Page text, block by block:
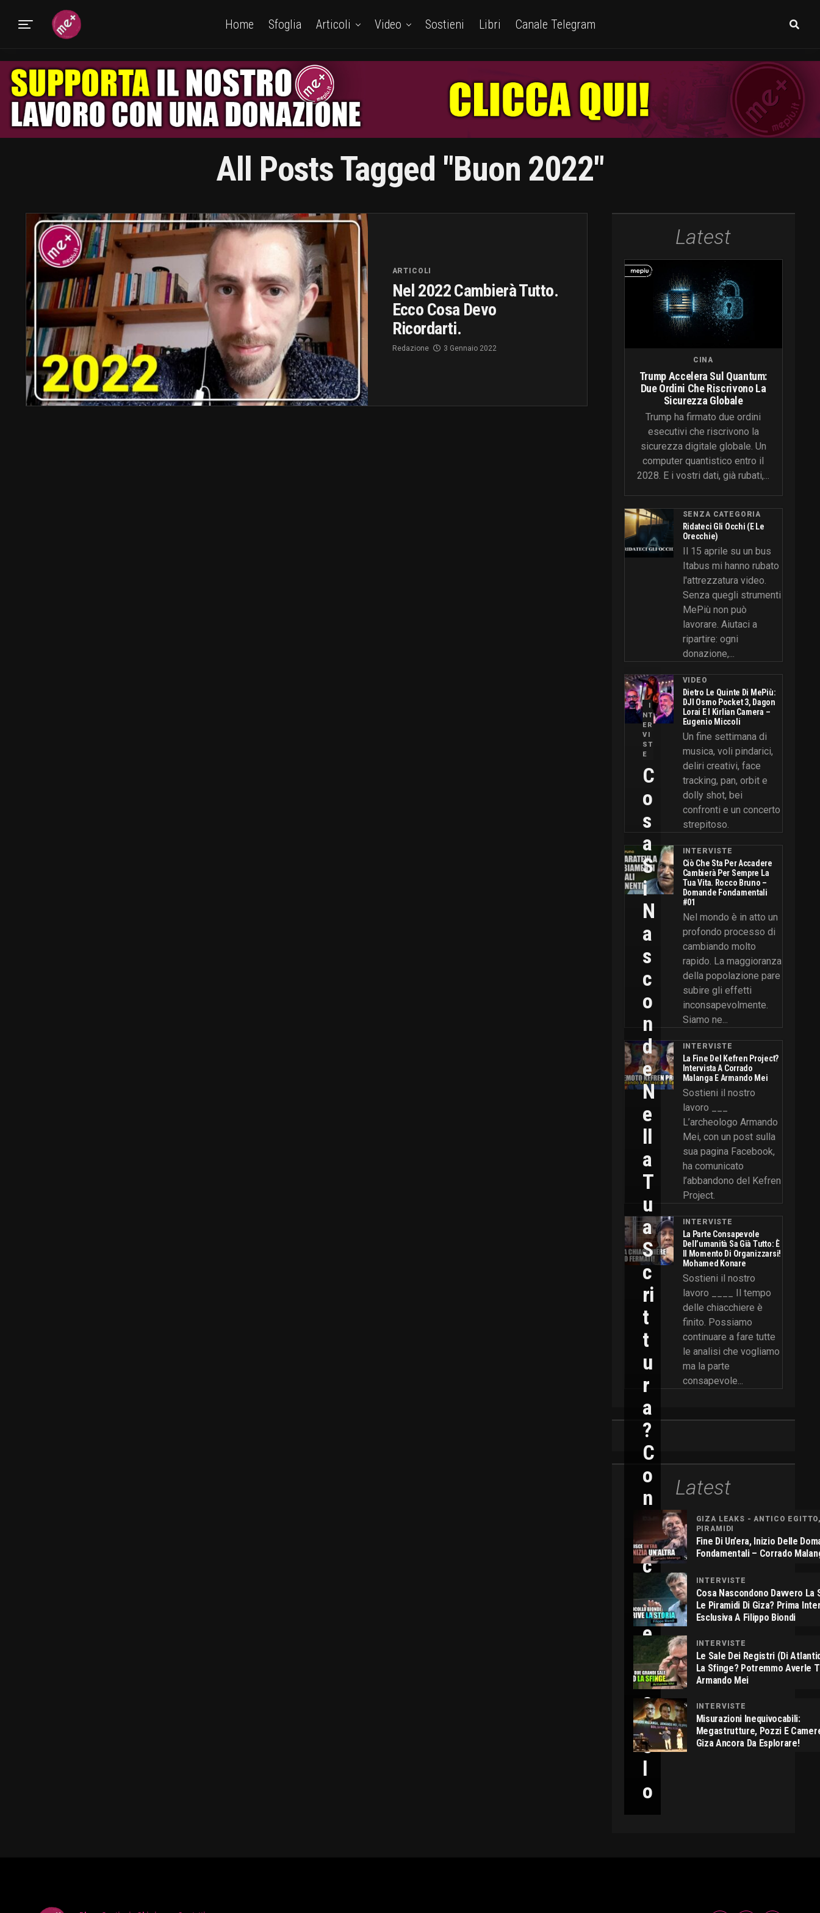
Home Sfoglia Articoli Video Sostieni Libri Canale Telegram
All Posts Tagged "Buon 2022"
ARTICOLI
Nel 2022 Cambierà Tutto.
Ecco Cosa Devo
Ricordarti.
Redazione 3 Gennaio 2022
Latest
CINA
Trump Accelera Sul Quantum:
Due Ordini Che Riscrivono La
Sicurezza Globale
Trump ha firmato due ordini
esecutivi che riscrivono la
sicurezza digitale globale. Un
computer quantistico entro il
2028. E i vostri dati, già rubati,...
SENZA CATEGORIA
Ridateci Gli Occhi (e Le
Orecchie)
Il 15 aprile su un bus
Itabus mi hanno rubato
l'attrezzatura video.
Senza quegli strumenti
MePiù non può
lavorare. Aiutaci a
ripartire: ogni
donazione,...
VIDEO
Dietro Le Quinte Di MePiù:
DJI Osmo Pocket 3, Dagon
Lorai E I Kirlian Camera –
Eugenio Miccoli
Un fine settimana di
musica, voli pindarici,
deliri creativi, face
tracking, pan, orbit e
dolly shot, bei
confronti e un concerto
strepitoso.
INTERVISTE
Ciò Che Sta Per Accadere
Cambierà Per Sempre La
Tua Vita. Rocco Bruno –
Domande Fondamentali
#01
Nel mondo è in atto un
profondo processo di
cambiando molto
rapido. La maggioranza
della popolazione pare
subire gli effetti
inconsapevolmente.
Siamo ne...
INTERVISTE
La Fine Del Kefren Project?
Intervista A Corrado
Malanga E Armando Mei
Sostieni il nostro
lavoro ___
L’archeologo Armando
Mei, con un post sulla
sua pagina Facebook,
ha comunicato
l’abbandono del Kefren
Project.
INTERVISTE
La Parte Consapevole
Dell’umanità Sa Già Tutto: È
Il Momento Di Organizzarsi!
Mohamed Konare
Sostieni il nostro
lavoro ____ Il tempo
delle chiacchiere è
finito. Possiamo
continuare a fare tutte
le analisi che vogliamo
ma la parte
consapevole...
Latest
I
NT
ER
VI
ST
E
C
O
S
A
S
I
N
A
S
C
O
N
D
E
N
E
Ll
A
T
U
A
S
C
Ri
T
T
U
R
A
?
C
O
N
I
C
L
E
C
I
C
C
O
L
O
GIZA LEAKS - ANTICO
PIRAMIDI
Fine Di Un’era, Inizio Delle
Fondamentali – Corrado
INTERVISTE
Cosa Nascondono Davvero La
Le Piramidi Di Giza? Prima
Esclusiva A Filippo Biondi
INTERVISTE
Le Sale Dei Registri (di
La Sfinge? Potremmo Averle
Armando Mei
INTERVISTE
Misurazioni Inequivocabili:
Megastrutture, Pozzi E
Giza Ancora Da Esplorare!